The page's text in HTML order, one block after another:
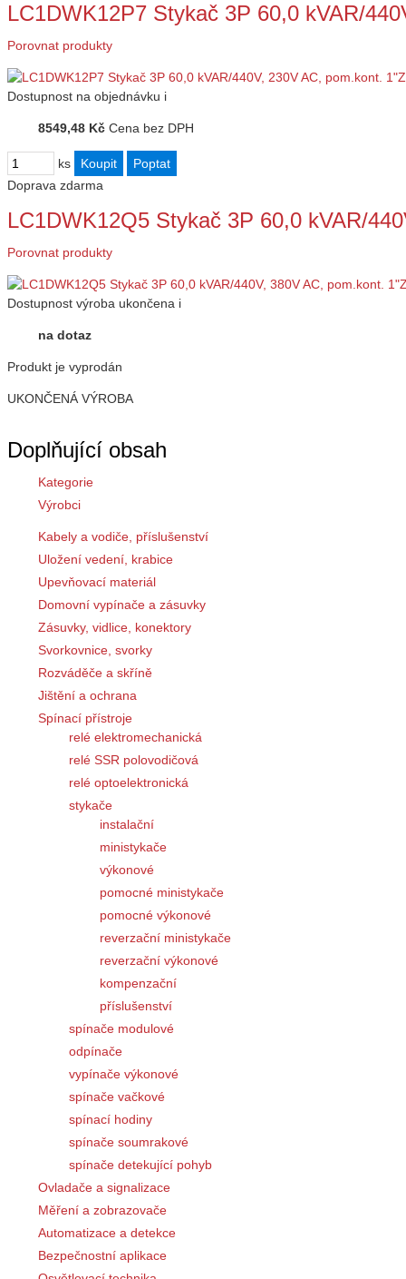
LC1DWK12P7 Stykač 3P 60,0 kVAR/
Porovnat produkty
Dostupnost na objednávku i
8549,48 Kč Cena bez DPH
ks
Doprava zdarma
LC1DWK12Q5 Stykač 3P 60,0 kVAR/
Porovnat produkty
Dostupnost výroba ukončena i
na dotaz
Produkt je vyprodán
UKONČENÁ VÝROBA
Doplňující obsah
Kategorie
Výrobci
Kabely a vodiče, příslušenství
Uložení vedení, krabice
Upevňovací materiál
Domovní vypínače a zásuvky
Zásuvky, vidlice, konektory
Svorkovnice, svorky
Rozváděče a skříně
Jištění a ochrana
Spínací přístroje
relé elektromechanická
relé SSR polovodičová
relé optoelektronická
stykače
instalační
ministykače
výkonové
pomocné ministykače
pomocné výkonové
reverzační ministykače
reverzační výkonové
kompenzační
příslušenství
spínače modulové
odpínače
vypínače výkonové
spínače vačkové
spínací hodiny
spínače soumrakové
spínače detekující pohyb
Ovladače a signalizace
Měření a zobrazovače
Automatizace a detekce
Bezpečnostní aplikace